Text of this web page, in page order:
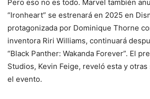
Pero eso no es todo. Marvel también
“Ironheart” se estrenará en 2025 en
protagonizada por Dominique Thorne
inventora Riri Williams, continuará
“Black Panther: Wakanda Forever”. El
Studios, Kevin Feige, reveló esta y
el evento.